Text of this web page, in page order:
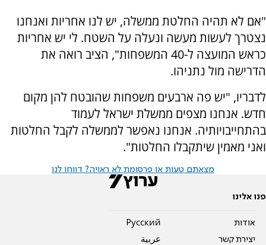
"אם לא תהיה החלטת ממשלה, יש לנו אחריות ואנחנו
נצטרך לעשות מעשה ונעלה על השטח. לי יש אחריות
כראש המועצה ל-40 המשפחות", הציב רואה את
הדרישה מול נתניהו.
לדבריו, "יש פה ארבעים משפחות שהובטח להן מקום
חדש. אנחנו מצפים ממשלת ישראל לעמוד
בהתחייבויותיה. אנחנו נאפשר לממשלה לקבל החלטות
ואני מאמין שיתקבלו החלטות".
מצאתם טעות או פרסומת לא ראויה? דווחו לנו
פנו אלינו
אודות
יצירת קשר
Pусский
عربية